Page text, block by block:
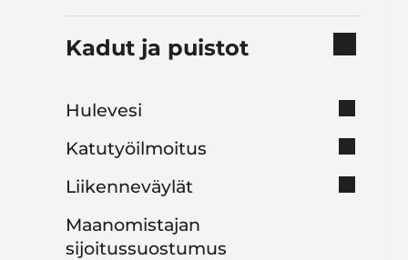
Kadut ja puistot
Hulevesi
Katutyöilmoitus
Liikenneväylät
Maanomistajan
sijoitussuostumus